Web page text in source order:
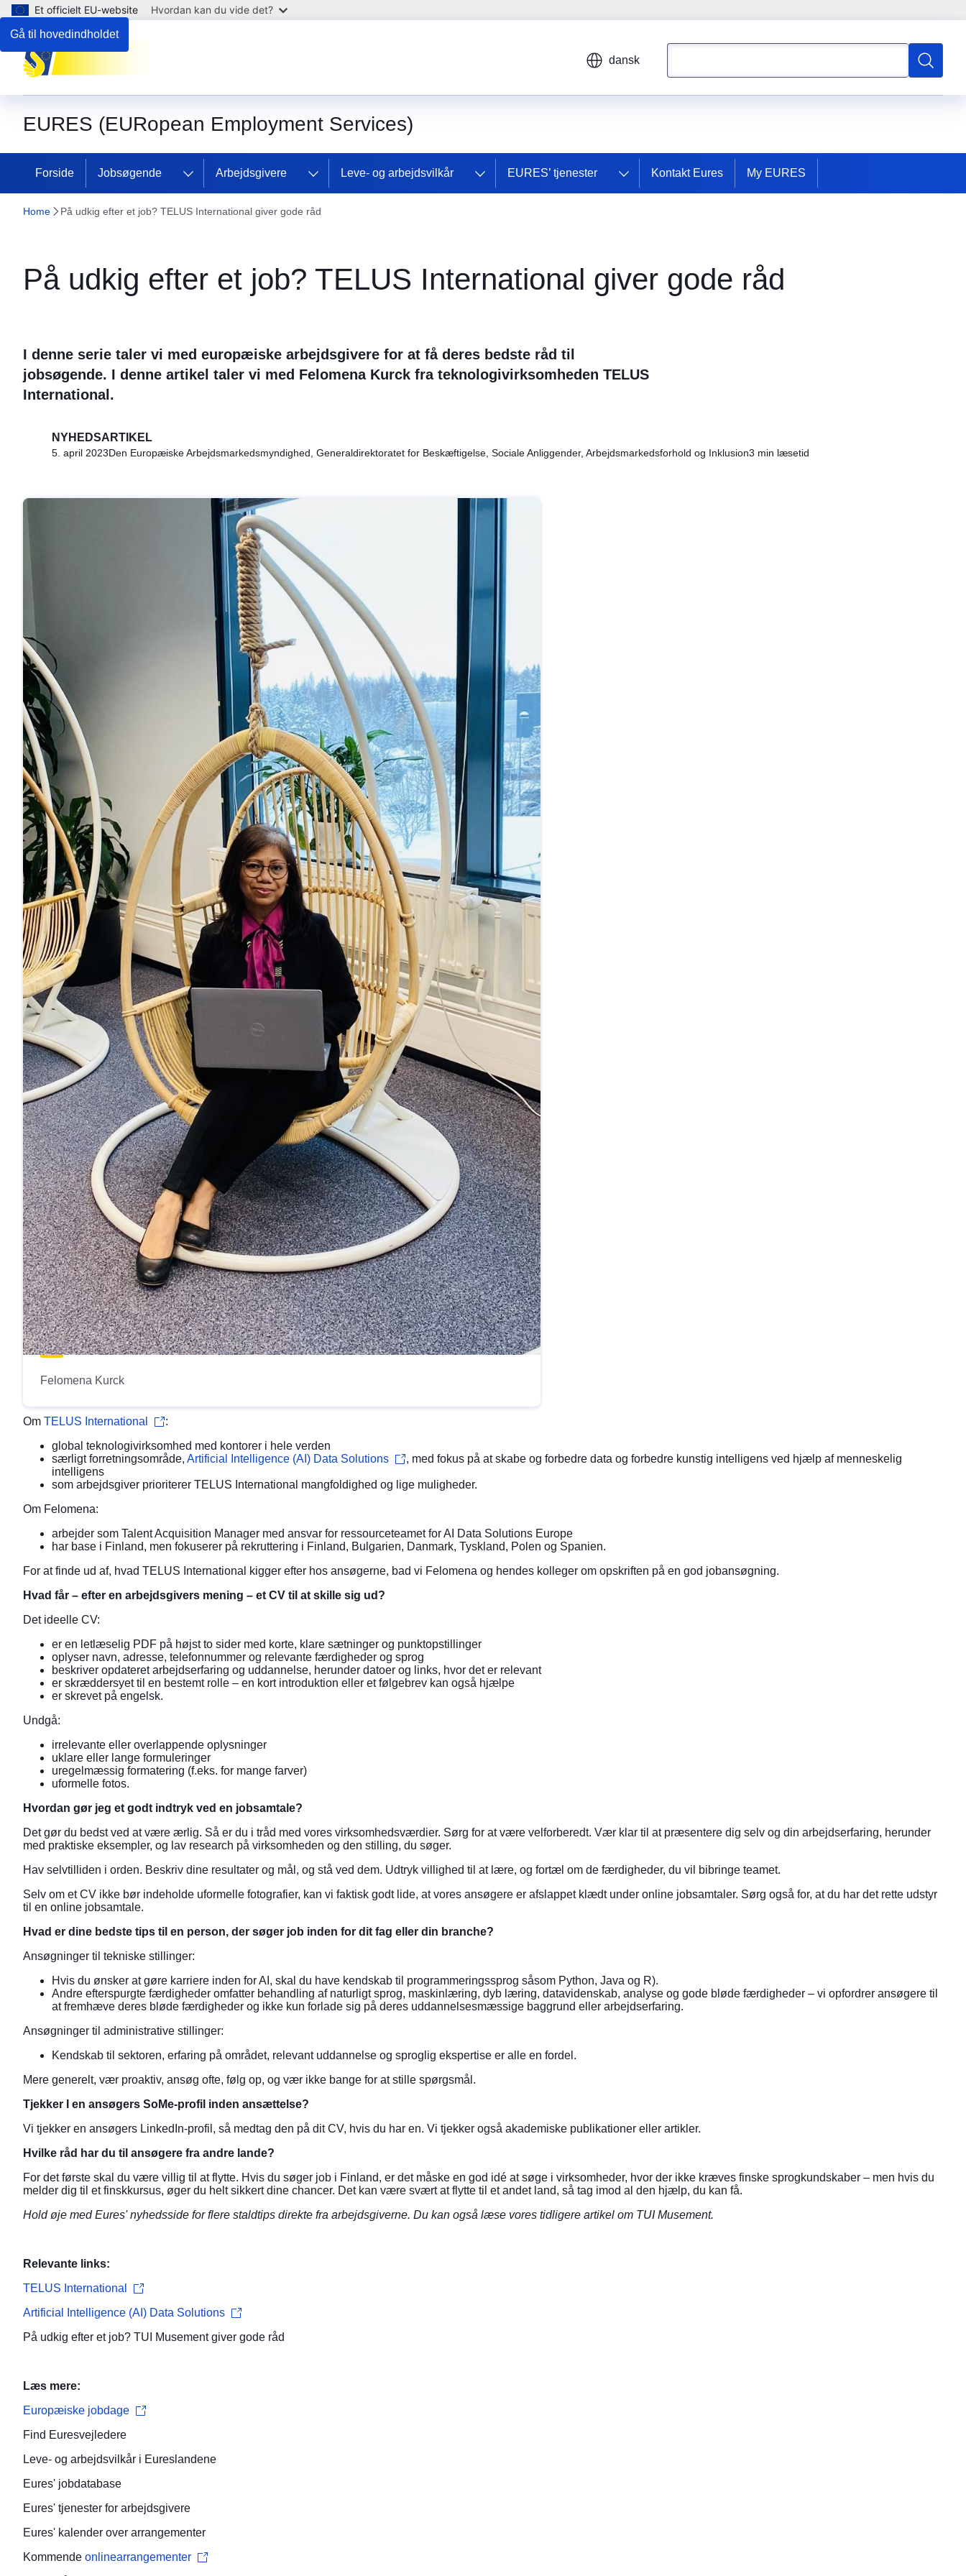
Gå til hovedindholdet
Et officielt EU-website Hvordan kan du vide det?
dansk
Søgning
EURES (EURopean Employment Services)
Forside Jobsøgende Arbejdsgivere Leve- og arbejdsvilkår EURES’ tjenester Kontakt Eures My EURES
Home På udkig efter et job? TELUS International giver gode råd
På udkig efter et job? TELUS International giver gode råd
I denne serie taler vi med europæiske arbejdsgivere for at få deres bedste råd til
jobsøgende. I denne artikel taler vi med Felomena Kurck fra teknologivirksomheden TELUS
International.
NYHEDSARTIKEL
5. april 2023Den Europæiske Arbejdsmarkedsmyndighed, Generaldirektoratet for Beskæftigelse, Sociale Anliggender, Arbejdsmarkedsforhold og Inklusion3 min læsetid
Felomena Kurck
Om TELUS International
:
global teknologivirksomhed med kontorer i hele verden
særligt forretningsområde, Artificial Intelligence (AI) Data Solutions
, med fokus på at skabe og forbedre data og forbedre kunstig intelligens ved hjælp af menneskelig
intelligens
som arbejdsgiver prioriterer TELUS International mangfoldighed og lige muligheder.
Om Felomena:
arbejder som Talent Acquisition Manager med ansvar for ressourceteamet for AI Data Solutions Europe
har base i Finland, men fokuserer på rekruttering i Finland, Bulgarien, Danmark, Tyskland, Polen og Spanien.
For at finde ud af, hvad TELUS International kigger efter hos ansøgerne, bad vi Felomena og hendes kolleger om opskriften på en god jobansøgning.
Hvad får – efter en arbejdsgivers mening – et CV til at skille sig ud?
Det ideelle CV:
er en letlæselig PDF på højst to sider med korte, klare sætninger og punktopstillinger
oplyser navn, adresse, telefonnummer og relevante færdigheder og sprog
beskriver opdateret arbejdserfaring og uddannelse, herunder datoer og links, hvor det er relevant
er skræddersyet til en bestemt rolle – en kort introduktion eller et følgebrev kan også hjælpe
er skrevet på engelsk.
Undgå:
irrelevante eller overlappende oplysninger
uklare eller lange formuleringer
uregelmæssig formatering (f.eks. for mange farver)
uformelle fotos.
Hvordan gør jeg et godt indtryk ved en jobsamtale?
Det gør du bedst ved at være ærlig. Så er du i tråd med vores virksomhedsværdier. Sørg for at være velforberedt. Vær klar til at præsentere dig selv og din arbejdserfaring, herunder
med praktiske eksempler, og lav research på virksomheden og den stilling, du søger.
Hav selvtilliden i orden. Beskriv dine resultater og mål, og stå ved dem. Udtryk villighed til at lære, og fortæl om de færdigheder, du vil bibringe teamet.
Selv om et CV ikke bør indeholde uformelle fotografier, kan vi faktisk godt lide, at vores ansøgere er afslappet klædt under online jobsamtaler. Sørg også for, at du har det rette udstyr
til en online jobsamtale.
Hvad er dine bedste tips til en person, der søger job inden for dit fag eller din branche?
Ansøgninger til tekniske stillinger:
Hvis du ønsker at gøre karriere inden for AI, skal du have kendskab til programmeringssprog såsom Python, Java og R).
Andre efterspurgte færdigheder omfatter behandling af naturligt sprog, maskinlæring, dyb læring, datavidenskab, analyse og gode bløde færdigheder – vi opfordrer ansøgere til
at fremhæve deres bløde færdigheder og ikke kun forlade sig på deres uddannelsesmæssige baggrund eller arbejdserfaring.
Ansøgninger til administrative stillinger:
Kendskab til sektoren, erfaring på området, relevant uddannelse og sproglig ekspertise er alle en fordel.
Mere generelt, vær proaktiv, ansøg ofte, følg op, og vær ikke bange for at stille spørgsmål.
Tjekker I en ansøgers SoMe-profil inden ansættelse?
Vi tjekker en ansøgers LinkedIn-profil, så medtag den på dit CV, hvis du har en. Vi tjekker også akademiske publikationer eller artikler.
Hvilke råd har du til ansøgere fra andre lande?
For det første skal du være villig til at flytte. Hvis du søger job i Finland, er det måske en god idé at søge i virksomheder, hvor der ikke kræves finske sprogkundskaber – men hvis du
melder dig til et finskkursus, øger du helt sikkert dine chancer. Det kan være svært at flytte til et andet land, så tag imod al den hjælp, du kan få.
Hold øje med Eures' nyhedsside for flere staldtips direkte fra arbejdsgiverne. Du kan også læse vores tidligere artikel om TUI Musement.
Relevante links:
TELUS International
Artificial Intelligence (AI) Data Solutions
På udkig efter et job? TUI Musement giver gode råd
Læs mere:
Europæiske jobdage
Find Euresvejledere
Leve- og arbejdsvilkår i Eureslandene
Eures' jobdatabase
Eures' tjenester for arbejdsgivere
Eures' kalender over arrangementer
Kommende onlinearrangementer